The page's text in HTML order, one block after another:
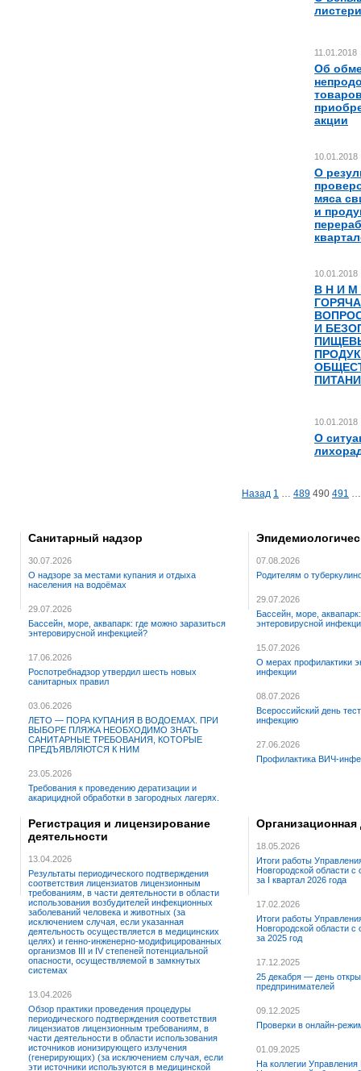
Об
акции
О
мяса
и
В Н И М
И
О
Навигация
записям
Назад 1 … 489 490 491 …
Санитарный надзор
30.07.2026
О надзоре за местами купания и отдыха
населения на водоёмах
29.07.2026
Бассейн, море, аквапарк: где можно заразиться
энтеровирусной инфекцией?
17.06.2026
Роспотребнадзор утвердил шесть новых
санитарных правил
03.06.2026
ЛЕТО — ПОРА КУПАНИЯ В ВОДОЕМАХ. ПРИ
ВЫБОРЕ ПЛЯЖА НЕОБХОДИМО ЗНАТЬ
САНИТАРНЫЕ ТРЕБОВАНИЯ, КОТОРЫЕ
ПРЕДЪЯВЛЯЮТСЯ К НИМ
23.05.2026
Требования к проведению дератизации и
акарицидной обработки в загородных лагерях.
07.08.2026
Родителям о
29.07.2026
Бассейн, море,
энтеровирусной
15.07.2026
О мерах профилактики
инфекции
08.07.2026
Всероссийский день
инфекцию
27.06.2026
Профилактика ВИЧ-
Регистрация и лицензирование
деятельности
13.04.2026
Результаты периодического подтверждения
соответствия лицензиатов лицензионным
требованиям, в части деятельности в области
использования возбудителей инфекционных
заболеваний человека и животных (за
исключением случая, если указанная
деятельность осуществляется в медицинских
целях) и генно-инженерно-модифицированных
организмов III и IV степеней потенциальной
опасности, осуществляемой в замкнутых
системах
13.04.2026
Обзор практики проведения процедуры
периодического подтверждения соответствия
лицензиатов лицензионным требованиям, в
части деятельности в области использования
источников ионизирующего излучения
(генерирующих) (за исключением случая, если
эти источники используются в медицинской
Организационная
18.05.2026
Итоги работы
Новгородской области
за I квартал 2026 года
17.02.2026
Итоги работы
Новгородской области
за 2025 год
17.12.2025
25 декабря — день
предпринимателей
09.12.2025
Проверки в онлайн-
01.09.2025
На коллегии